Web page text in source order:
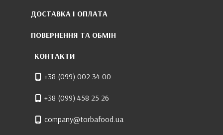
ДОСТАВКА І ОПЛАТА
ПОВЕРНЕННЯ ТА ОБМІН
КОНТАКТИ
+38 (099) 002 34 00
+38 (099) 458 25 26
company@torbafood.ua